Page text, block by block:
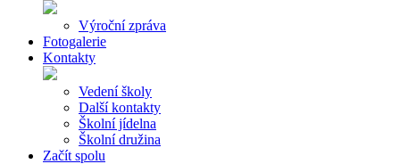
Výroční zpráva
Fotogalerie
Kontakty
Vedení školy
Další kontakty
Školní jídelna
Školní družina
Začít spolu